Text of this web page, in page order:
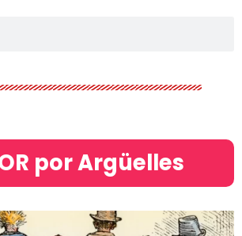
por Argüelles​